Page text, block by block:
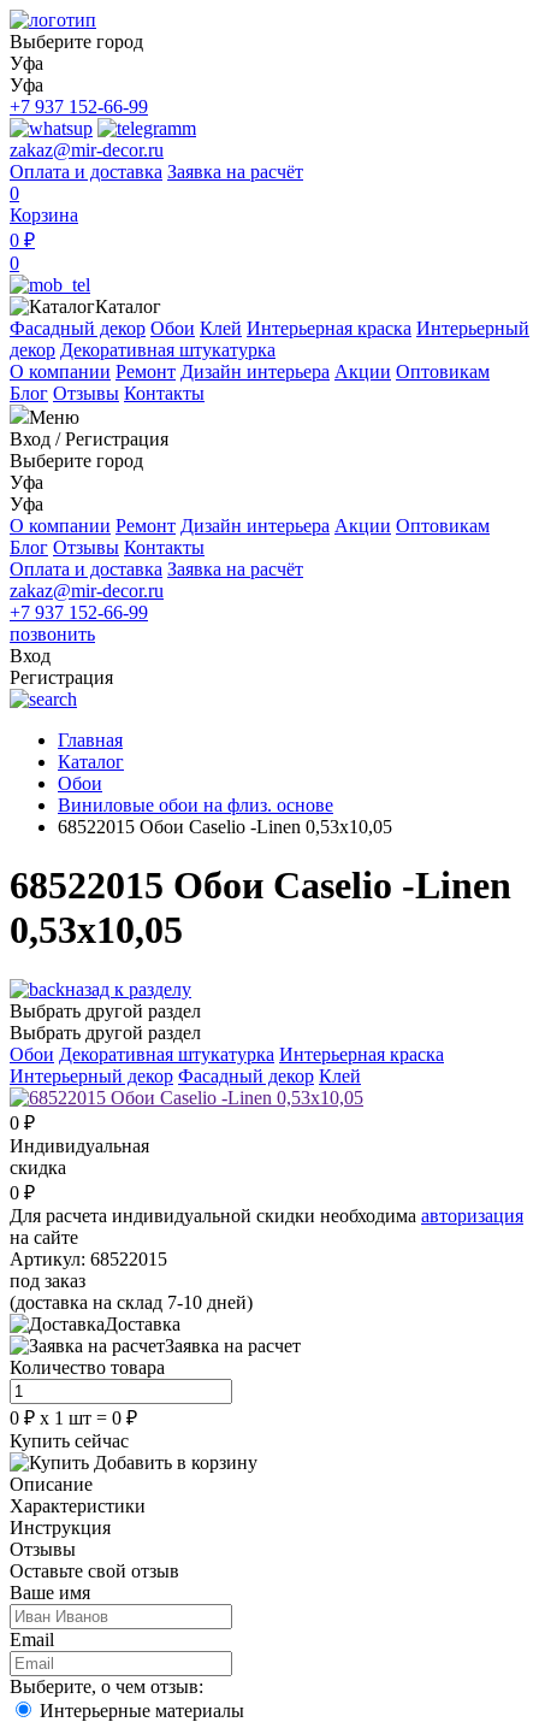
Выберите город
Уфа
Уфа
+7 937 152-66-99
zakaz@mir-decor.ru
Оплата и доставка Заявка на расчёт
0
Корзина
0 ₽
0
Каталог
Фасадный декор Обои Клей Интерьерная краска Интерьерный
декор Декоративная штукатурка
О компании Ремонт Дизайн интерьера Акции Оптовикам
Блог Отзывы Контакты
Меню
Вход /Регистрация
Выберите город
Уфа
Уфа
О компании Ремонт Дизайн интерьера Акции Оптовикам
Блог Отзывы Контакты
Оплата и доставка Заявка на расчёт
zakaz@mir-decor.ru
+7 937 152-66-99
позвонить
Вход
Регистрация
Главная
Каталог
Обои
Виниловые обои на флиз. основе
68522015 Обои Caselio -Linen 0,53х10,05
68522015 Обои Caselio -Linen
0,53х10,05
назад к разделу
Выбрать другой раздел
Выбрать другой раздел
Обои Декоративная штукатурка Интерьерная краска
Интерьерный декор Фасадный декор Клей
0 ₽
Индивидуальная
скидка
0 ₽
Для расчета индивидуальной скидки необходима авторизация
на сайте
Артикул: 68522015
под заказ
(доставка на склад 7-10 дней)
Доставка
Заявка на расчет
Количество товара
0 ₽ х 1 шт = 0 ₽
Купить сейчас
Добавить в корзину
Описание
Характеристики
Инструкция
Отзывы
Оставьте свой отзыв
Ваше имя
Email
Выберите, о чем отзыв:
Интерьерные материалы